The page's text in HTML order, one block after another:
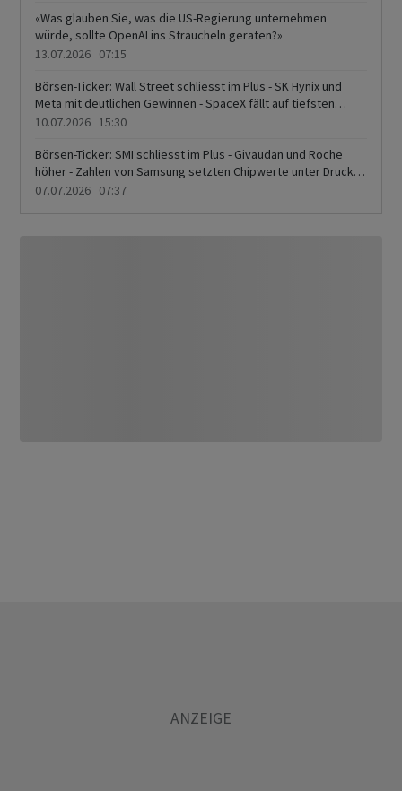
«Was glauben Sie, was die US-Regierung unternehmen
würde, sollte OpenAI ins Straucheln geraten?»
13.07.2026 07:15
Börsen-Ticker: Wall Street schliesst im Plus - SK Hynix und
Meta mit deutlichen Gewinnen - SpaceX fällt auf tiefsten
Stand seit IPO - SMI knapp höher - Logitech und Holcim top
10.07.2026 15:30
Börsen-Ticker: SMI schliesst im Plus - Givaudan und Roche
höher - Zahlen von Samsung setzten Chipwerte unter Druck -
Amrize und ABB sacken ab
07.07.2026 07:37